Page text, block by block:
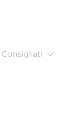
Consigliati